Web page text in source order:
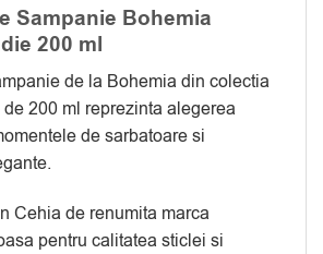
Sampanie Bohemia
200 ml
de la Bohemia din colectia
200 ml reprezinta alegerea
de sarbatoare si
Cehia de renumita marca
pentru calitatea sticlei si